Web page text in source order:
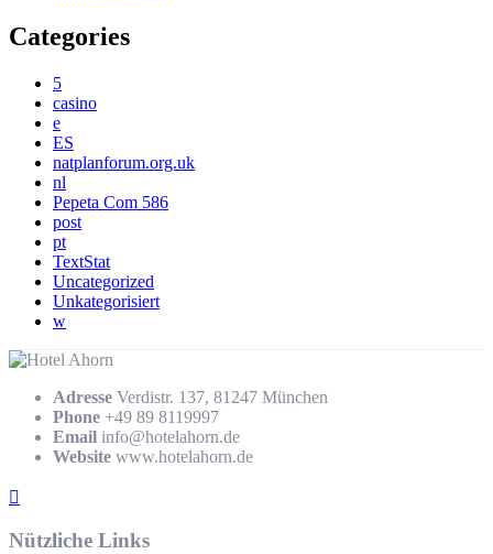
Categories
5
casino
e
ES
natplanforum.org.uk
nl
Pepeta Com 586
post
pt
TextStat
Uncategorized
Unkategorisiert
w
Adresse Verdistr. 137, 81247 München
Phone +49 89 8119997
Email info@hotelahorn.de
Website www.hotelahorn.de
Nützliche Links